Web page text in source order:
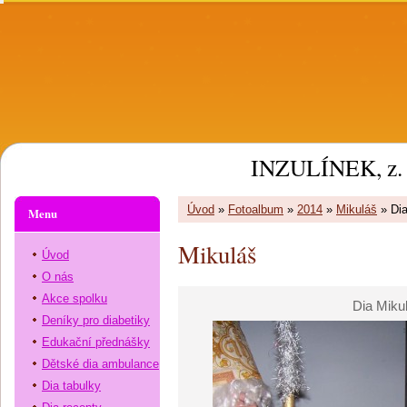
INZULÍNEK, z.
Úvod » Fotoalbum » 2014 » Mikuláš »
Mikuláš
Dia
Menu
Úvod
O nás
Akce spolku
Deníky pro diabetiky
Edukační přednášky
Dětské dia ambulance
Dia tabulky